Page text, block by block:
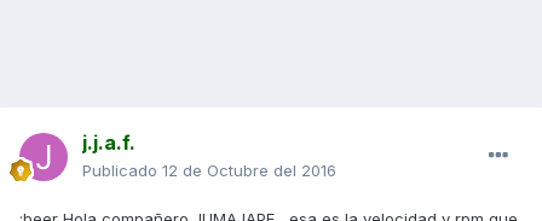
j.j.a.f.
Publicado 12 de Octubre del 2016